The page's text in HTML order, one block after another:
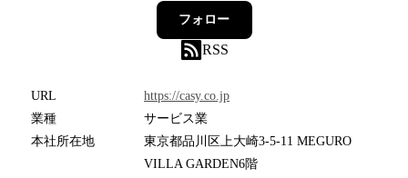
フォロー
RSS
URL
https://casy.co.jp
業種
サービス業
本社所在地
東京都品川区上大崎3-5-11 MEGURO
VILLA GARDEN6階